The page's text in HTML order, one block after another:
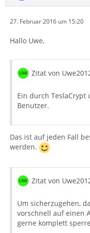
27. Februar 2016 um 15:20
Hallo Uwe,
Zitat von
Ein durch TeslaCrypt
Benutzer.
Das ist auf jeden Fall
werden.
Zitat von
Um sicherzugehen,
vorschnell auf einen
gerne komplett